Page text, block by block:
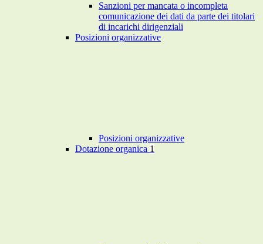
Sanzioni per mancata o incompleta
comunicazione dei dati da parte dei titolari
di incarichi dirigenziali
Posizioni organizzative
Posizioni organizzative
Dotazione organica 1